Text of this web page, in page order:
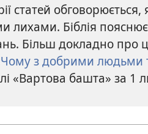
статей
лихами. Біблія
Більш докладно про
з добрими людьми
«Вартова башта» за 1